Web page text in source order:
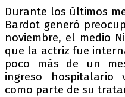
Durante los últimos
Bardot generó
noviembre, el medio
que la actriz fue
poco más de un
ingreso
como parte de su